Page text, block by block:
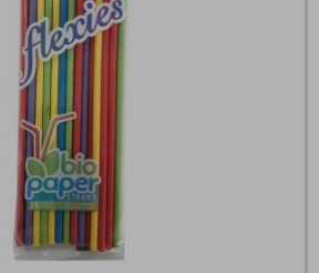
τη για πιο γρήγορη αναζήτηση
που επιθυμείτε, με κόμμα ανάμεσά
κλικ στο κουμπί "Αναζήτηση". Θα
από όλες τις Κατηγορίες και
Cookies
ή/και χρήση του ιστότοπου συλλέγουμε
και πληροφορίες σχετικές με την
είναι μη εξατομικευμένες και σπάνια
χαρακτηριστικά που υποδεικνύουν την